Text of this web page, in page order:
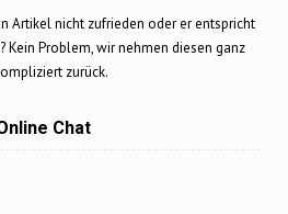
Artikel nicht zufrieden oder er entspricht
Kein Problem, wir nehmen diesen ganz
zurück.
Chat